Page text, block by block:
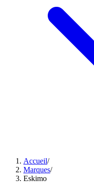
Accueil/
Marques/
Eskimo